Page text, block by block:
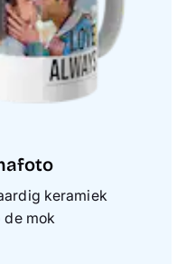
keramiek
de mok